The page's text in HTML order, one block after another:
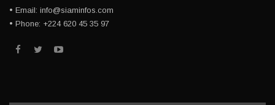
• Email: info@siaminfos.com
• Phone: +224 620 45 35 97